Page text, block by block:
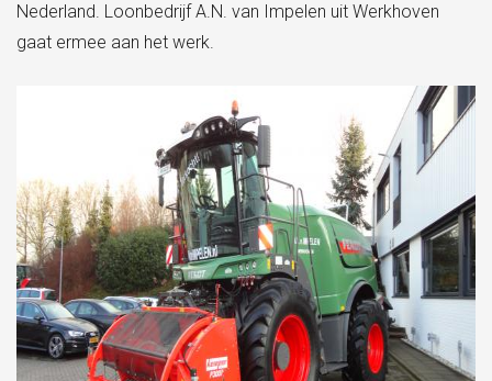
Nederland. Loonbedrijf A.N. van Impelen uit Werkhoven
gaat ermee aan het werk.